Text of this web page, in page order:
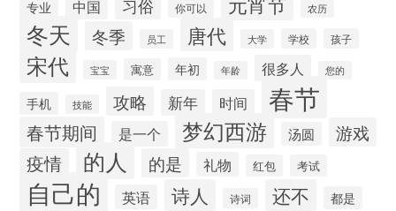
专业 中国 习俗 你可以 农历
冬天 冬季 员工 唐代 大学 学校 孩子
宋代 宝宝 寓意 年初 年龄 很多人 您的
手机 技能 攻略 新年 时间 春节
春节期间 是一个 梦幻西游 汤圆 游戏
疫情 的人 的是 礼物 红包 考试
自己的 英语 诗人 诗词 还不 都是